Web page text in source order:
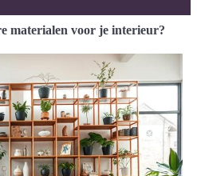
materialen voor je interieur?